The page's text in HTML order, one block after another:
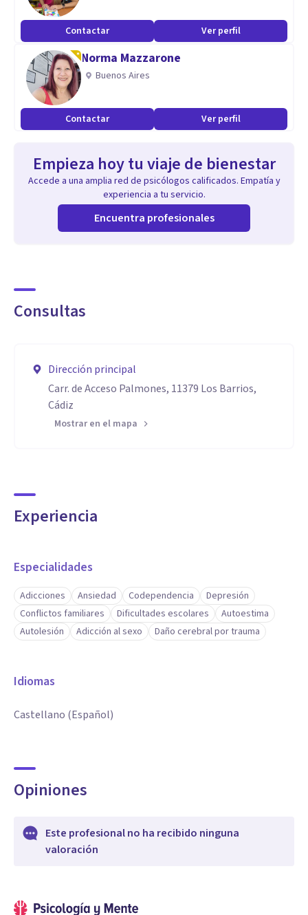
Contactar Ver perfil
Norma Mazzarone
Buenos Aires
Contactar Ver perfil
Empieza hoy tu viaje de bienestar
Accede a una amplia red de psicólogos calificados. Empatía y
experiencia a tu servicio.
Encuentra profesionales
Consultas
Dirección principal
Carr. de Acceso Palmones, 11379 Los Barrios,
Cádiz
Mostrar en el mapa
Experiencia
Especialidades
Adicciones Ansiedad Codependencia
Depresión
Conflictos familiares
Dificultades escolares
Autoestima
Autolesión
Adicción al sexo Daño cerebral por trauma
Idiomas
Castellano (Español)
Opiniones
Este profesional no ha recibido ninguna
valoración